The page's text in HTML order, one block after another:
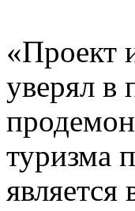
«Проект
уверял в
туризма